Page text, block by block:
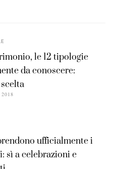
le 12 tipologie
da conoscere:
ufficialmente i
sì a celebrazioni e